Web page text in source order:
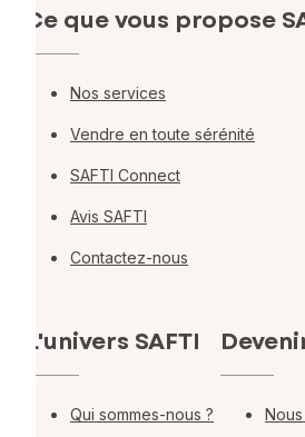
Ce que vous propose
Nos services
Vendre en toute sérénité
SAFTI Connect
Avis SAFTI
Contactez-nous
L'univers SAFTI
Qui sommes-nous ?